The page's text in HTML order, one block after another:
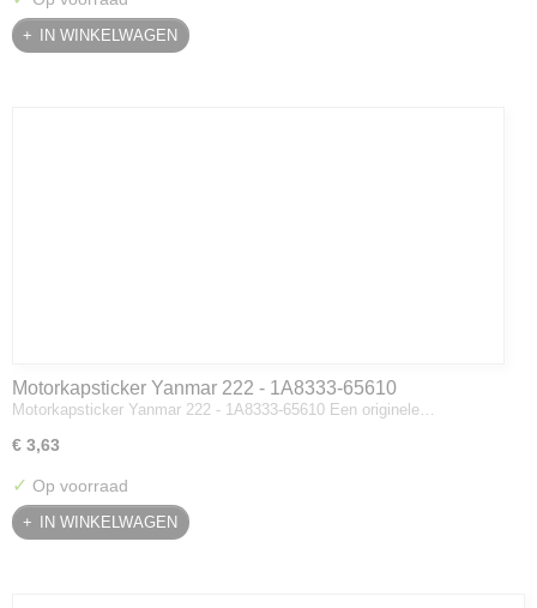
IN WINKELWAGEN
Motorkapsticker Yanmar 222 - 1A8333-65610
Motorkapsticker Yanmar 222 - 1A8333-65610 Een originele…
€ 3,63
✓ Op voorraad
IN WINKELWAGEN